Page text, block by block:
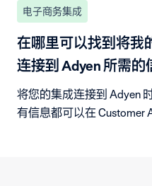
电子商务集成
在哪里可以找到将我
连接到 Adyen 所需的
将您的集成连接到 Adyen
有信息都可以在 Customer